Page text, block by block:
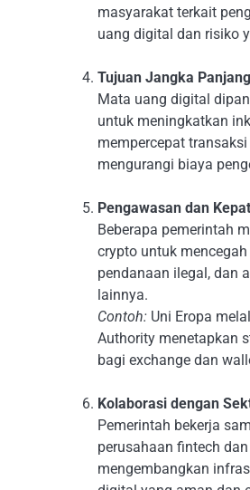
masyarakat terkait
uang digital dan risiko
Tujuan Jangka Panjang
Mata uang digital
untuk meningkatkan
mempercepat
mengurangi biaya
Pengawasan dan
Beberapa pemerintah
crypto untuk
pendanaan ilegal, dan
lainnya.
Contoh: Uni Eropa
Authority menetapkan
bagi exchange dan
Kolaborasi dengan
Pemerintah bekerja
perusahaan fintech
mengembangkan